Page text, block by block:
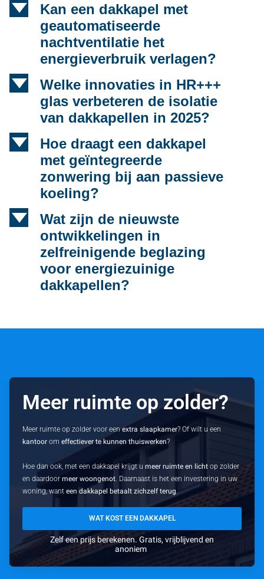
d
Kan een dakkapel met
geautomatiseerde
nachtventilatie het
energieverbruik verlagen?
d
Welke innovaties in HR+++
glas verbeteren de isolatie
van dakkapellen in 2025?
d
Hoe draagt een dakkapel
met geïntegreerde
zonwering bij aan passieve
koeling?
d
Wat zijn de nieuwste
ontwikkelingen in
zelfreinigende beglazing
voor energiezuinige
dakkapellen?
Meer ruimte op zolder?
Meer ruimte op zolder voor eenextra slaapkamer? Of wilt u een
kantoor omeffectiever te kunnen thuiswerken?
Hoe dan ook, met een dakkapel krijgt umeer ruimte en licht op zolder
en daardoormeer woongenot. Daarnaast is het een investering in uw
woning, wanteen dakkapel betaalt zichzelf terug.
WAT KOST EEN DAKKAPEL
Zelf een prijs berekenen. Gratis, vrijblijvend en
anoniem